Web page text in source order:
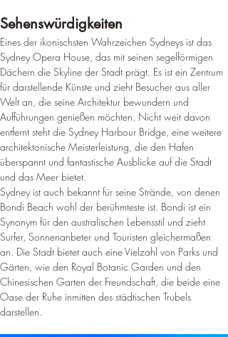
Sehenswürdigkeiten
Eines der ikonischsten Wahrzeichen Sydneys ist das
Sydney Opera House, das mit seinen segelförmigen
Dächern die Skyline der Stadt prägt. Es ist ein Zentrum
für darstellende Künste und zieht Besucher aus aller
Welt an, die seine Architektur bewundern und
Aufführungen genießen möchten. Nicht weit davon
entfernt steht die Sydney Harbour Bridge, eine weitere
architektonische Meisterleistung, die den Hafen
überspannt und fantastische Ausblicke auf die Stadt
und das Meer bietet.
Sydney ist auch bekannt für seine Strände, von denen
Bondi Beach wohl der berühmteste ist. Bondi ist ein
Synonym für den australischen Lebensstil und zieht
Surfer, Sonnenanbeter und Touristen gleichermaßen
an. Die Stadt bietet auch eine Vielzahl von Parks und
Gärten, wie den Royal Botanic Garden und den
Chinesischen Garten der Freundschaft, die beide eine
Oase der Ruhe inmitten des städtischen Trubels
darstellen.